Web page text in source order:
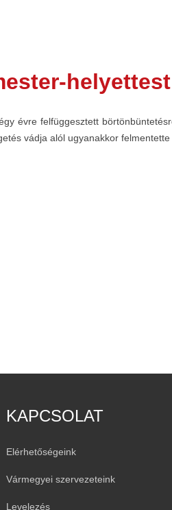
helyettest
évre felfüggesztett
vádja alól ugyanakkor
KAPCSOLAT
Elérhetőségeink
Vármegyei szervezeteink
Levelezés